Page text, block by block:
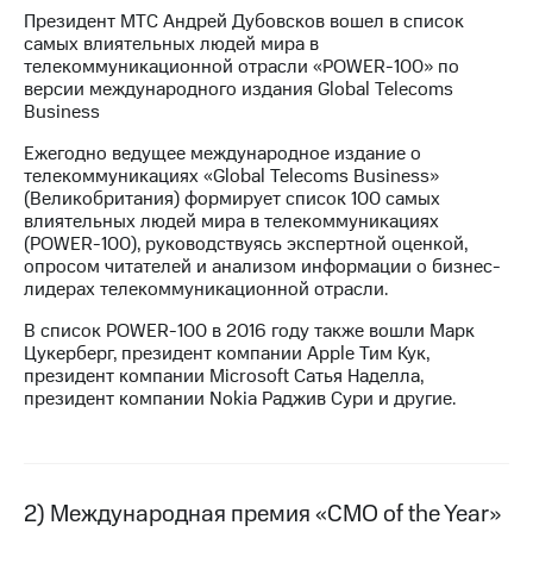
МТС
о технологиях
Достижения
Интервью
Финансовая
отчетность
Контакты
в
регионе
и акционерам
секретарь
Президент МТС Андрей Дубовсков вошел в список
самых влиятельных людей мира в
телекоммуникационной отрасли «POWER-100» по
версии международного издания Global Telecoms
Business
Ежегодно ведущее международное издание о
телекоммуникациях «Global Telecoms Business»
(Великобритания) формирует список 100 самых
влиятельных людей мира в телекоммуникациях
(POWER-100), руководствуясь экспертной оценкой,
опросом читателей и анализом информации о бизнес-
лидерах телекоммуникационной отрасли.
В список POWER-100 в 2016 году также вошли Марк
Цукерберг, президент компании Apple Тим Кук,
президент компании Microsoft Сатья Наделла,
президент компании Nokia Раджив Сури и другие.
2) Международная премия «CMO of the Year»